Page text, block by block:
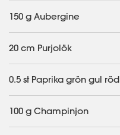
150 g Aubergine
20 cm Purjolök
0.5 st Paprika grön gul röd
100 g Champinjon